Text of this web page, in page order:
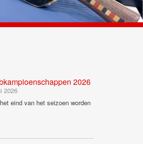
2026
2026
eind van het seizoen worden